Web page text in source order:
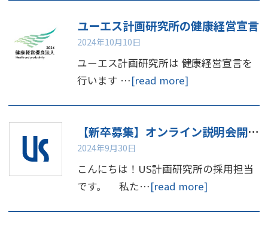
ユーエス計画研究所の健康経営宣言
2024年10月10日
ユーエス計画研究所は 健康経営宣言を
行います …[read more]
【新卒募集】オンライン説明会開催のお知らせ📢
2024年9月30日
こんにちは！US計画研究所の採用担当
です。 私た…[read more]